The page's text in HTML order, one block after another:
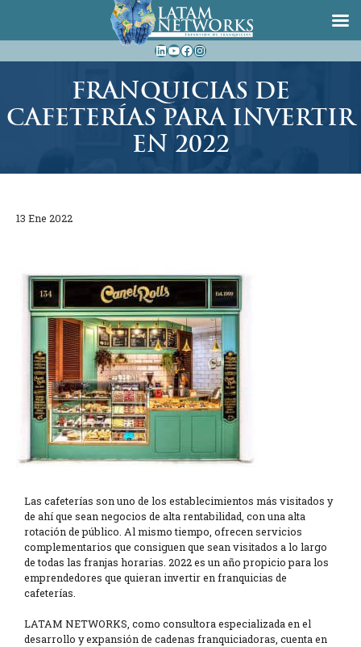
al
LinkedIn
YouTube
Facebook
Instagram
FRANQUICIAS DE
CAFETERÍAS PARA INVERTIR
EN 2022
13 Ene 2022
Las cafeterías son uno de los establecimientos más visitados y
de ahí que sean negocios de alta rentabilidad, con una alta
rotación de público. Al mismo tiempo, ofrecen servicios
complementarios que consiguen que sean visitados a lo largo
de todas las franjas horarias. 2022 es un año propicio para los
emprendedores que quieran invertir en franquicias de
cafeterías.
LATAM NETWORKS, como consultora especializada en el
desarrollo y expansión de cadenas franquiciadoras, cuenta en